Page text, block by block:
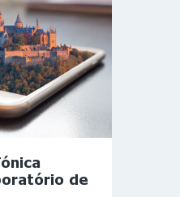
de